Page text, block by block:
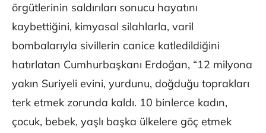
örgütlerinin saldırıları sonucu hayatını
kaybettiğini, kimyasal silahlarla, varil
bombalarıyla sivillerin canice katledildiğini
hatırlatan Cumhurbaşkanı Erdoğan, “12 milyona
yakın Suriyeli evini, yurdunu, doğduğu toprakları
terk etmek zorunda kaldı. 10 binlerce kadın,
çocuk, bebek, yaşlı başka ülkelere göç etmek